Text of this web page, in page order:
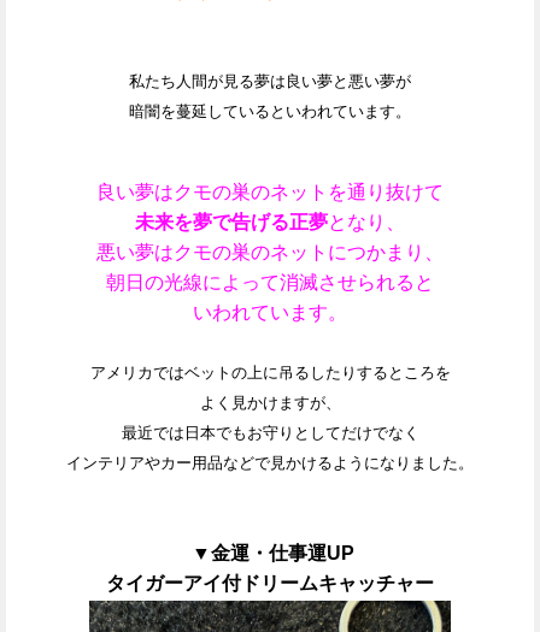
私たち人間が見る夢は 良い夢と悪い夢が
暗闇を蔓延しているといわれています。
良い夢はクモの巣のネットを通り抜けて
未来を夢で告げる正夢となり、
悪い夢はクモの巣のネットにつかまり、
朝日の光線によって消滅させられると
いわれています。
アメリカではベットの上に吊るしたりするところを
よく見かけますが、
最近では日本でもお守りとしてだけでなく
インテリアやカー用品などで見かけるようになりました。
▼金運・仕事運UP
タイガーアイ付ドリームキャッチャー